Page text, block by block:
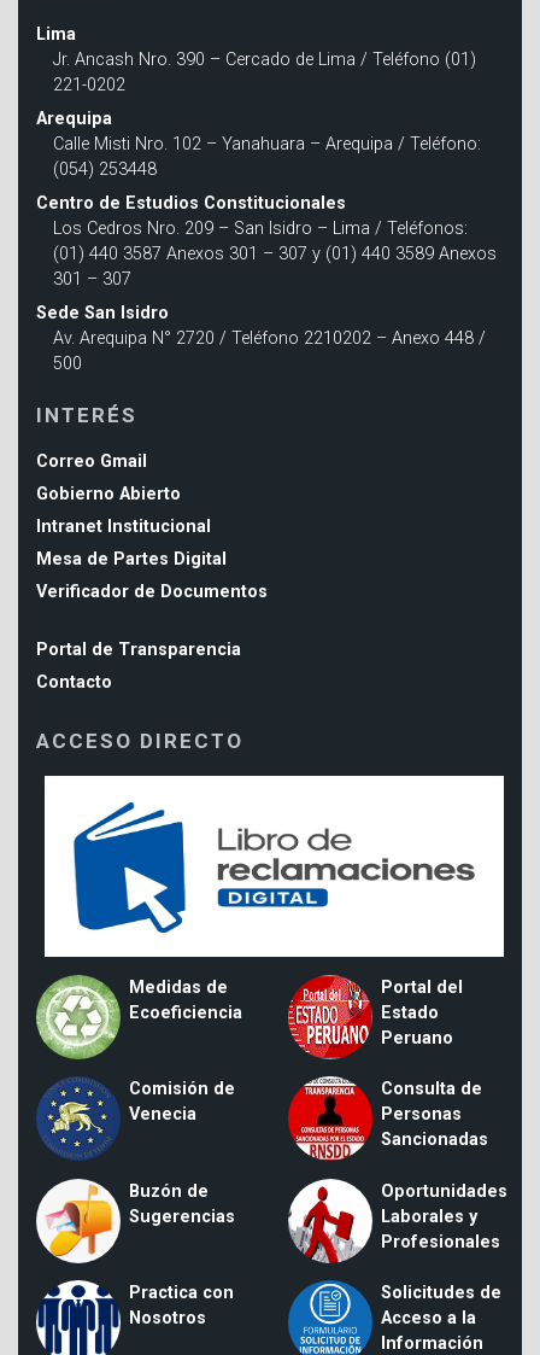
Lima
Jr. Ancash Nro. 390 – Cercado de Lima / Teléfono (01)
221-0202
Arequipa
Calle Misti Nro. 102 – Yanahuara – Arequipa / Teléfono:
(054) 253448
Centro de Estudios Constitucionales
Los Cedros Nro. 209 – San Isidro – Lima / Teléfonos:
(01) 440 3587 Anexos 301 – 307 y (01) 440 3589 Anexos
301 – 307
Sede San Isidro
Av. Arequipa N° 2720 / Teléfono 2210202 – Anexo 448 /
500
INTERÉS
Correo Gmail
Gobierno Abierto
Intranet Institucional
Mesa de Partes Digital
Verificador de Documentos
Portal de Transparencia
Contacto
ACCESO DIRECTO
Medidas de
Ecoeficiencia
Portal del
Estado
Peruano
Comisión de
Venecia
Consulta de
Personas
Sancionadas
Buzón de
Sugerencias
Oportunidades
Laborales y
Profesionales
Practica con
Nosotros
Solicitudes de
Acceso a la
Información